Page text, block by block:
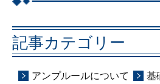
記事カテゴリー
アンプルールについて
基